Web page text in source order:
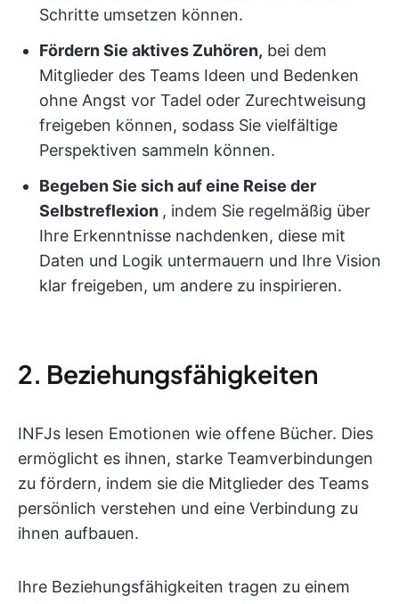
Schritte umsetzen können.
Fördern Sie aktives Zuhören, bei dem
Mitglieder des Teams Ideen und Bedenken
ohne Angst vor Tadel oder Zurechtweisung
freigeben können, sodass Sie vielfältige
Perspektiven sammeln können.
Begeben Sie sich auf eine Reise der
Selbstreflexion , indem Sie regelmäßig über
Ihre Erkenntnisse nachdenken, diese mit
Daten und Logik untermauern und Ihre Vision
klar freigeben, um andere zu inspirieren.
2. Beziehungsfähigkeiten
INFJs lesen Emotionen wie offene Bücher. Dies
ermöglicht es ihnen, starke Teamverbindungen
zu fördern, indem sie die Mitglieder des Teams
persönlich verstehen und eine Verbindung zu
ihnen aufbauen.
Ihre Beziehungsfähigkeiten tragen zu einem